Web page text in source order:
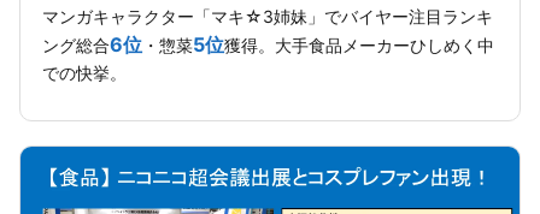
マンガキャラクター「マキ☆3姉妹」でバイヤー注目ランキ
ング総合6位 ・惣菜5位獲得。大手食品メーカーひしめく中
での快挙。